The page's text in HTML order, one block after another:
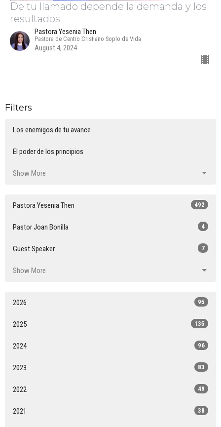
De tu llamado depende la demanda y los
resultados
Pastora Yesenia Then
Pastora de Centro Cristiano Soplo de Vida
August 4, 2024
Filters
Los enemigos de tu avance
El poder de los principios
Show More
Pastora Yesenia Then 492
Pastor Joan Bonilla 4
Guest Speaker 7
Show More
2026 95
2025 135
2024 96
2023 83
2022 49
2021 38